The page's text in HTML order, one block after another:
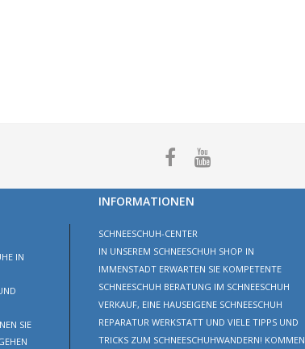
IN
SIE
INFORMATIONEN
SCHNEESCHUH-CENTER
IN UNSEREM SCHNEESCHUH SHOP IN
IMMENSTADT ERWARTEN SIE KOMPETENTE
SCHNEESCHUH BERATUNG IM SCHNEESCHUH
VERKAUF, EINE HAUSEIGENE SCHNEESCHUH
REPARATUR WERKSTATT UND VIELE TIPPS UND
TRICKS ZUM SCHNEESCHUHWANDERN! KOMMEN